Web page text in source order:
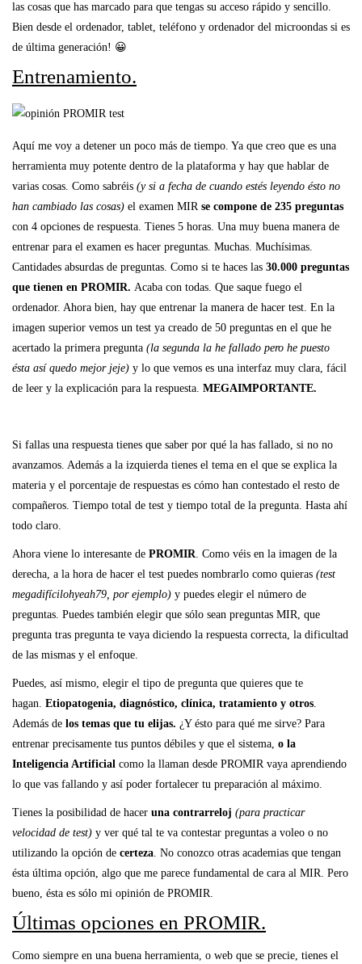
las cosas que has marcado para que tengas su acceso rápido y sencillo.
Bien desde el ordenador, tablet, teléfono y ordenador del microondas si es
de última generación! 😀
Entrenamiento.
Aquí me voy a detener un poco más de tiempo. Ya que creo que es una
herramienta muy potente dentro de la plataforma y hay que hablar de
varias cosas. Como sabréis (y si a fecha de cuando estés leyendo ésto no
han cambiado las cosas) el examen MIR se compone de 235 preguntas
con 4 opciones de respuesta. Tienes 5 horas. Una muy buena manera de
entrenar para el examen es hacer preguntas. Muchas. Muchísimas.
Cantidades absurdas de preguntas. Como si te haces las 30.000 preguntas
que tienen en PROMIR. Acaba con todas. Que saque fuego el
ordenador. Ahora bien, hay que entrenar la manera de hacer test. En la
imagen superior vemos un test ya creado de 50 preguntas en el que he
acertado la primera pregunta (la segunda la he fallado pero he puesto
ésta así quedo mejor jeje) y lo que vemos es una interfaz muy clara, fácil
de leer y la explicación para la respuesta. MEGAIMPORTANTE.
Si fallas una respuesta tienes que saber por qué la has fallado, si no no
avanzamos. Además a la izquierda tienes el tema en el que se explica la
materia y el porcentaje de respuestas es cómo han contestado el resto de
compañeros. Tiempo total de test y tiempo total de la pregunta. Hasta ahí
todo claro.
Ahora viene lo interesante de PROMIR. Como véis en la imagen de la
derecha, a la hora de hacer el test puedes nombrarlo como quieras (test
megadifícilohyeah79, por ejemplo) y puedes elegir el número de
preguntas. Puedes también elegir que sólo sean preguntas MIR, que
pregunta tras pregunta te vaya diciendo la respuesta correcta, la dificultad
de las mismas y el enfoque.
Puedes, así mismo, elegir el tipo de pregunta que quieres que te
hagan. Etiopatogenia, diagnóstico, clínica, tratamiento y otros.
Además de los temas que tu elijas. ¿Y ésto para qué me sirve? Para
entrenar precisamente tus puntos débiles y que el sistema, o la
Inteligencia Artificial como la llaman desde PROMIR vaya aprendiendo
lo que vas fallando y así poder fortalecer tu preparación al máximo.
Tienes la posibilidad de hacer una contrarreloj (para practicar
velocidad de test) y ver qué tal te va contestar preguntas a voleo o no
utilizando la opción de certeza. No conozco otras academias que tengan
ésta última opción, algo que me parece fundamental de cara al MIR. Pero
bueno, ésta es sólo mi opinión de PROMIR.
Últimas opciones en PROMIR.
Como siempre en una buena herramienta, o web que se precie, tienes el